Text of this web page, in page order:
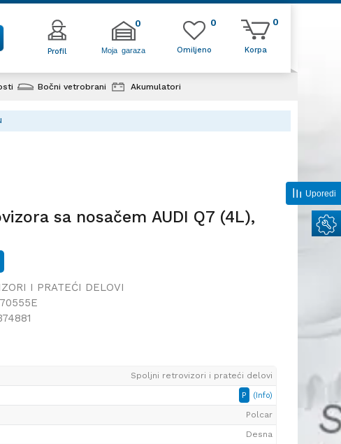
Profil Moja garaza
0
Korpa
0
Omiljeno
0
Bočni vetrobrani Akumulatori
sa nosačem AUDI Q7 (4L),
I PRATEĆI DELOVI
Spoljni retrovizori i prateći delovi
P (Info)
Polcar
Desna
Uporedi